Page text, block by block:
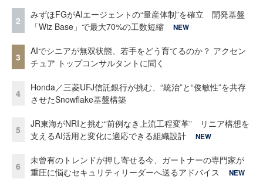
2
みずほFGがAIエージェントの“量産体制”を確立 開発基盤
「Wiz Base」で最大70%の工数短縮
NEW
3
AIでシニアが無双状態、若手をどう育てるのか？ アクセン
チュア トップコンサルタントに聞く
4
Honda／三菱UFJ信託銀行が挑む、“統治”と“俊敏性”を共存
させたSnowflake基盤構築
5
JR東海がNRIと挑む“前例なき上流工程変革” リニア構想を
支えるAI活用と変化に適応できる組織設計
NEW
6
未曾有のトレンドが押し寄せる今、ガートナーの専門家が
重圧に悩むセキュリティリーダーへ送るアドバイス
NEW